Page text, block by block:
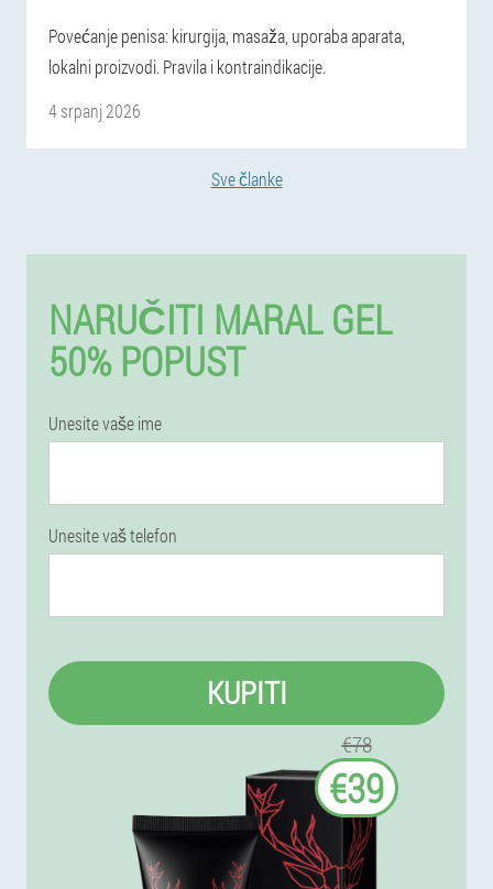
Povećanje penisa: kirurgija, masaža, uporaba aparata,
lokalni proizvodi. Pravila i kontraindikacije.
4 srpanj 2026
Sve članke
NARUČITI MARAL GEL
50% POPUST
Unesite vaše ime
Unesite vaš telefon
KUPITI
€78
€39